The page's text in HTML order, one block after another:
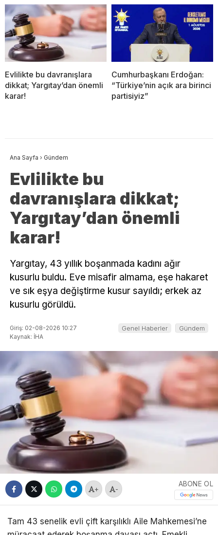
Evlilikte bu davranışlara
dikkat; Yargıtay’dan önemli
karar!
Cumhurbaşkanı Erdoğan:
“Türkiye’nin açık ara birinci
partisiyiz”
Ana Sayfa › Gündem
Evlilikte bu
davranışlara dikkat;
Yargıtay’dan önemli
karar!
Yargıtay, 43 yıllık boşanmada kadını ağır
kusurlu buldu. Eve misafir almama, eşe hakaret
ve sık eşya değiştirme kusur sayıldı; erkek az
kusurlu görüldü.
Giriş: 02-08-2026 10:27
Kaynak: İHA
Genel Haberler Gündem
+ -
ABONE OL
Tam 43 senelik evli çift karşılıklı Aile Mahkemesi’ne